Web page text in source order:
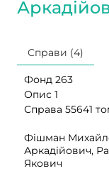
Справи (4)
Фонд 263
Опис 1
Справа 55641
Фішман
Аркадійович,
Якович